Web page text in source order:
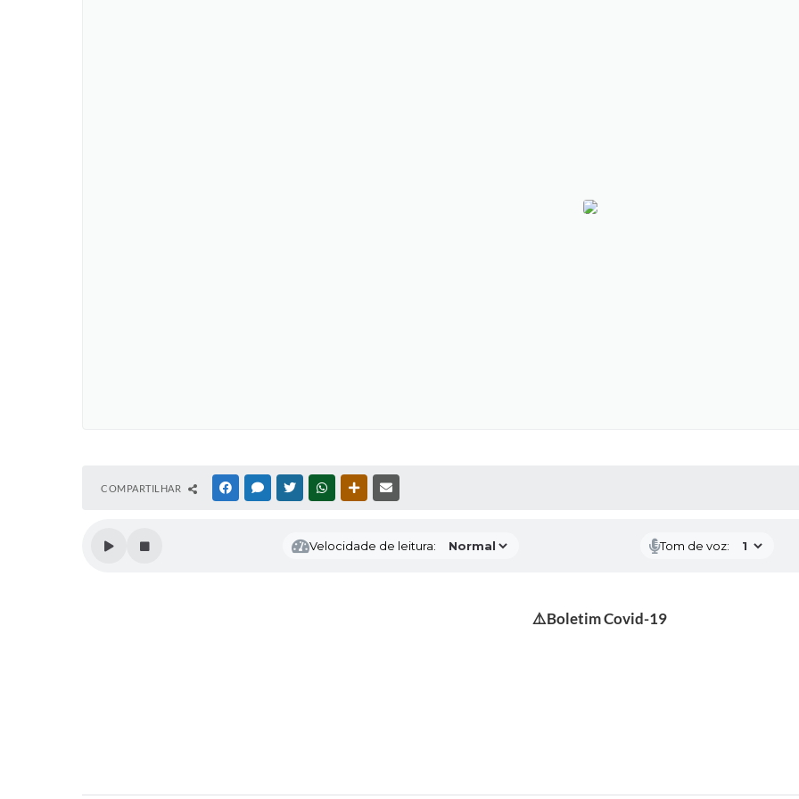
COMPARTILHAR FACEBOOKMESSENGER
TWITTERWHATSAPPOUTRAS MÍDIAS
Velocidade de leitura: Tom de voz:
⚠️Boletim Covid-19